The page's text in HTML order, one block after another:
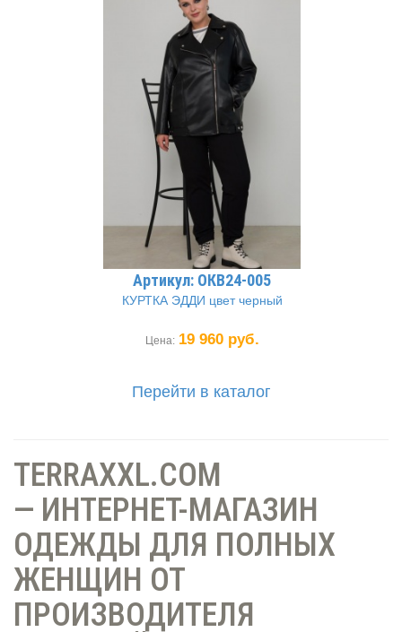
Артикул: ОКВ24-005
КУРТКА ЭДДИ цвет черный
Цена: 19 960 руб.
Перейти в каталог
TERRAXXL.COM
— ИНТЕРНЕТ-МАГАЗИН
ОДЕЖДЫ ДЛЯ ПОЛНЫХ
ЖЕНЩИН ОТ
ПРОИЗВОДИТЕЛЯ